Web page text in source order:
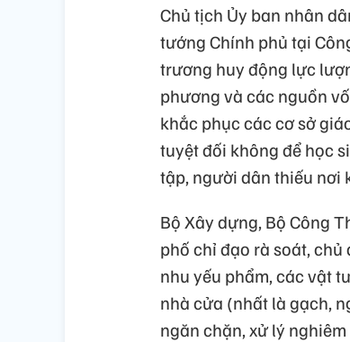
Chủ tịch Ủy ban nhân
tướng Chính phủ tại
trương huy động lực
phương và các nguồn
khắc phục các cơ sở
tuyệt đối không để học
tập, người dân thiếu nơi
Bộ Xây dựng, Bộ Công
phố chỉ đạo rà soát,
nhu yếu phẩm, các vật
nhà cửa (nhất là gạch,
ngăn chặn, xử lý